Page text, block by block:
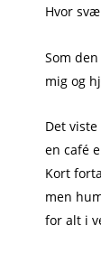
Hvor
Som
mig og
Det
en café
Kort
men
for alt i